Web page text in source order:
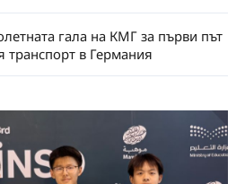
гала на КМГ за първи път
транспорт в Германия